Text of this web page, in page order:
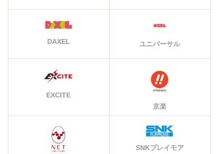
DAXEL ユニバーサル
EXCITE
京楽
SNKプレイモア